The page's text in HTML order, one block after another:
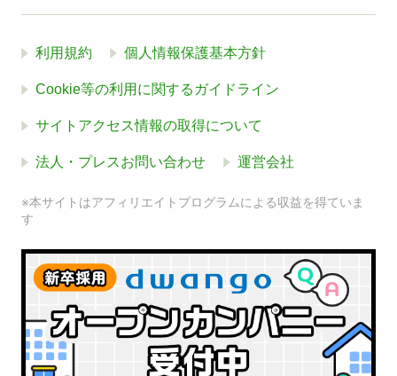
利用規約 個人情報保護基本方針
Cookie等の利用に関するガイドライン
サイトアクセス情報の取得について
法人・プレスお問い合わせ 運営会社
※本サイトはアフィリエイトプログラムによる収益を得ていま
す